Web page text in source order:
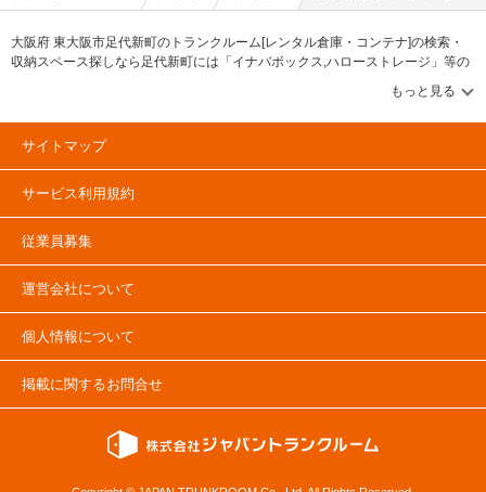
大阪府 東大阪市足代新町のトランクルーム[レンタル倉庫・コンテナ]の検索・
収納スペース探しなら足代新町には「イナバボックス,ハローストレージ」等の
ブランドが掲載されています。借りたい地域から探して、広さ・料金[賃料]・セ
キュリティ・空調完備・24時間出し入れ可能などの希望条件で絞込み！豊富な
物件数から様々な方法でご希望の収納スペースを簡単に探せるトランクルーム
情報サイトです。足代新町で気になるトランクルームを見つけたら、メールか
サイトマップ
サービス利用規約
従業員募集
運営会社について
個人情報について
掲載に関するお問合せ